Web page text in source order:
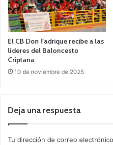
El CB Don Fadrique recibe a las
líderes del Baloncesto
Criptana
10 de noviembre de 2025
Deja una respuesta
Tu dirección de correo